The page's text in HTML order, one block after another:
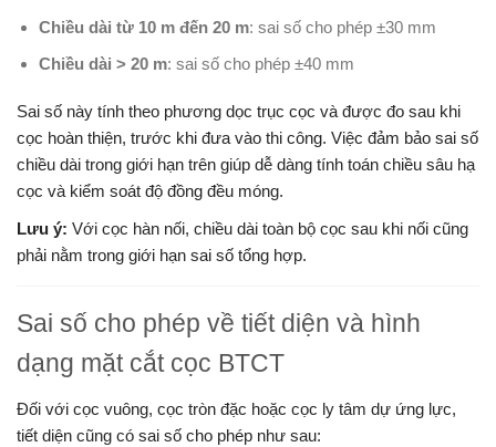
Chiều dài từ 10 m đến 20 m: sai số cho phép ±30 mm
Chiều dài > 20 m: sai số cho phép ±40 mm
Sai số này tính theo phương dọc trục cọc và được đo sau khi
cọc hoàn thiện, trước khi đưa vào thi công. Việc đảm bảo sai số
chiều dài trong giới hạn trên giúp dễ dàng tính toán chiều sâu hạ
cọc và kiểm soát độ đồng đều móng.
Lưu ý: Với cọc hàn nối, chiều dài toàn bộ cọc sau khi nối cũng
phải nằm trong giới hạn sai số tổng hợp.
Sai số cho phép về tiết diện và hình
dạng mặt cắt cọc BTCT
Đối với cọc vuông, cọc tròn đặc hoặc cọc ly tâm dự ứng lực,
tiết diện cũng có sai số cho phép như sau: